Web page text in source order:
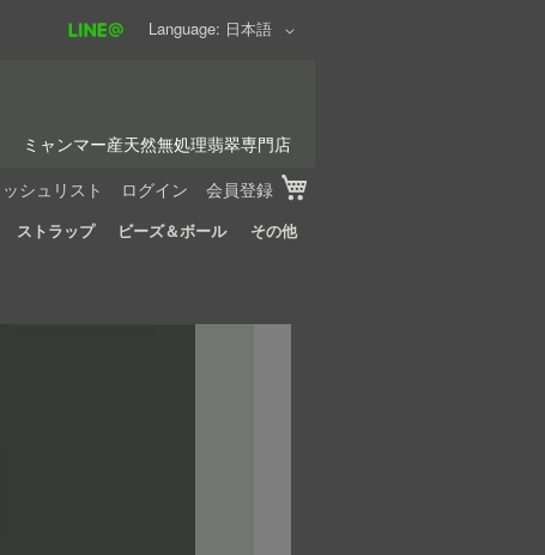
Language
日本語
シュリスト ログイン 会員登録
ミャンマー産天然無処理翡翠専門店
ストラップ ビーズ＆ボール その他